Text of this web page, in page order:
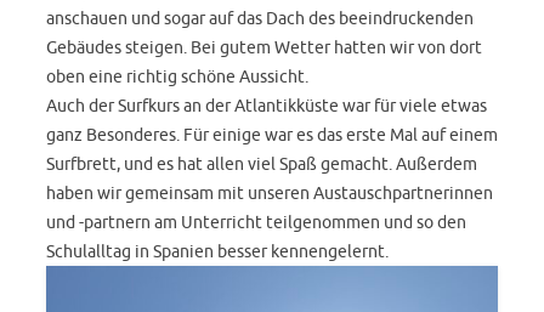
anschauen und sogar auf das Dach des beeindruckenden
Gebäudes steigen. Bei gutem Wetter hatten wir von dort
oben eine richtig schöne Aussicht.
Auch der Surfkurs an der Atlantikküste war für viele etwas
ganz Besonderes. Für einige war es das erste Mal auf einem
Surfbrett, und es hat allen viel Spaß gemacht. Außerdem
haben wir gemeinsam mit unseren Austauschpartnerinnen
und -partnern am Unterricht teilgenommen und so den
Schulalltag in Spanien besser kennengelernt.